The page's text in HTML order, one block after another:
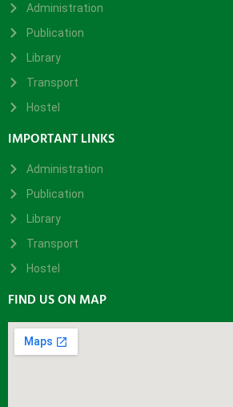
Administration
Publication
Library
Transport
Hostel
IMPORTANT LINKS
Administration
Publication
Library
Transport
Hostel
FIND US ON MAP